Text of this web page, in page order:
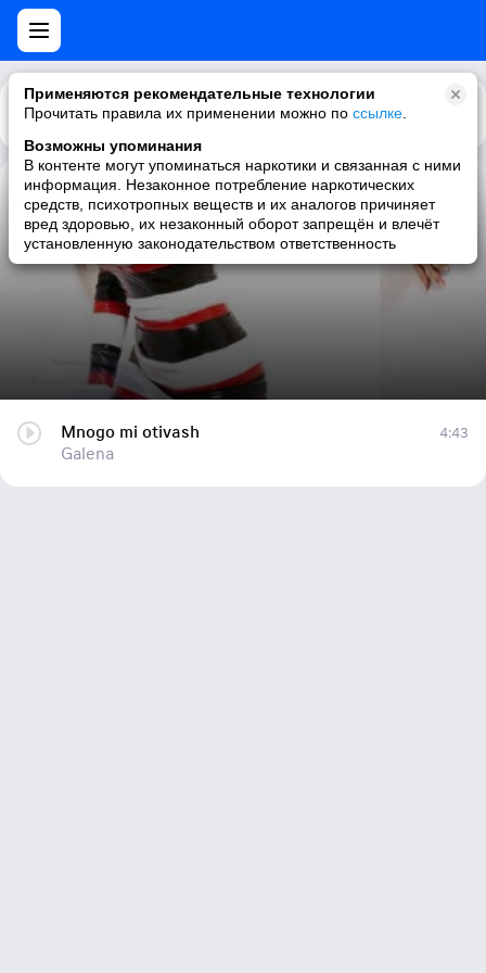
Применяются рекомендательные технологии
Прочитать правила их применении можно по ссылке
Возможны упоминания
В контенте могут упоминаться наркотики и связанная с ними
информация. Незаконное потребление наркотических
средств, психотропных веществ и их аналогов причиняет
вред здоровью, их незаконный оборот запрещён и влечёт
установленную законодательством ответственность
Каталог Рекомендации
Mnogo mi otivash
Galena
Mnogo mi otivash
Galena
4:43